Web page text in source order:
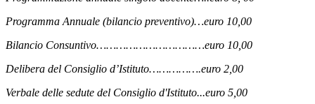
Programma Annuale (bilancio preventivo)…euro 10,00
Bilancio Consuntivo……………………………euro 10,00
Delibera del Consiglio d’Istituto…………….euro 2,00
Verbale delle sedute del Consiglio d'Istituto...euro 5,00